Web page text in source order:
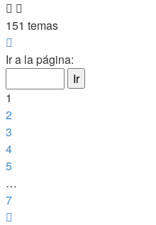
151 temas
1
7
Ir a la página:
1
2
3
4
5
…
7